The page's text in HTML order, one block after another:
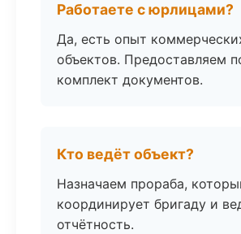
Работаете с юрлицами?
Да, есть опыт
объектов. Предоставляем
комплект документов.
Кто ведёт объект?
Назначаем прораба,
координирует бригаду и
отчётность.